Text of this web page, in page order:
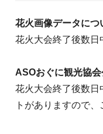
花火画像データにつ
花火大会終了後数日
ASOおぐに観光協
花火大会終了後数日
トがありますので